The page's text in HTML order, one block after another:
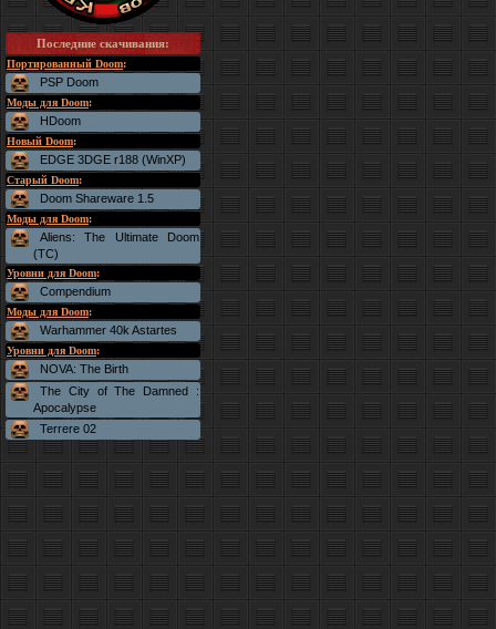
Последние скачивания:
Портированный Doom:
PSP Doom
Моды для Doom:
HDoom
Новый Doom:
EDGE 3DGE r188 (WinXP)
Старый Doom:
Doom Shareware 1.5
Моды для Doom:
Aliens: The Ultimate Doom
(TC)
Уровни для Doom:
Compendium
Моды для Doom:
Warhammer 40k Astartes
Уровни для Doom:
NOVA: The Birth
The City of The Damned :
Apocalypse
Terrere 02